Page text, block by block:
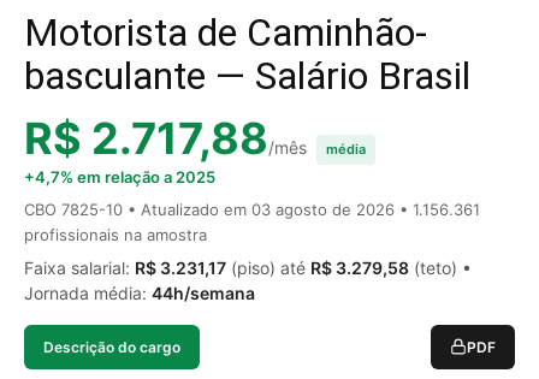
Motorista de Caminhão-
basculante — Salário Brasil
R$ 2.717,88/mês média
+4,7% em relação a 2025
CBO 7825-10 • Atualizado em 03 agosto de 2026 • 1.156.361
profissionais na amostra
Faixa salarial: R$ 3.231,17 (piso) até R$ 3.279,58 (teto) •
Jornada média: 44h/semana
Descrição do cargo PDF